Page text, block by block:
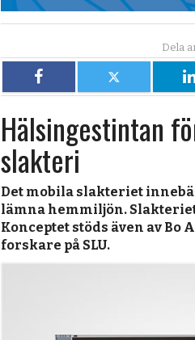
Dela
på
Facebook
Dela
på
X
Hälsingestintan
slakteri
Det mobila slakteriet
lämna hemmiljön.
Konceptet stöds även av Bo
forskare på SLU.